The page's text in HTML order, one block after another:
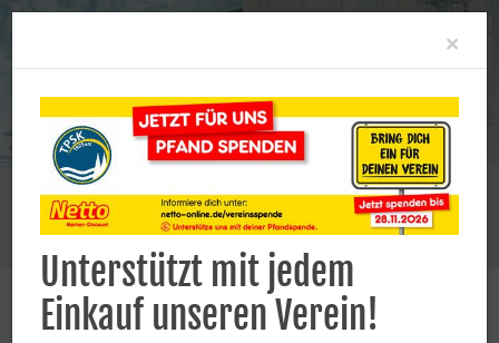
Sie befinden sich hier:
Abteilungen
Wasserspringen
Aktuelles aus der Wasserspringen-Abteilung
×
Unterstützt mit jedem
Einkauf unseren Verein!